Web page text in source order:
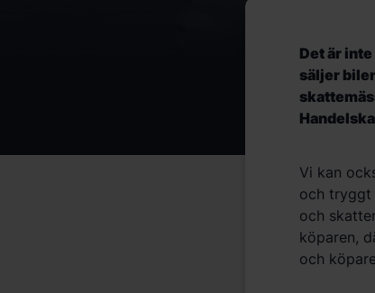
Det är
säljer
Vi kan
och tryggt
och
köparen,
och